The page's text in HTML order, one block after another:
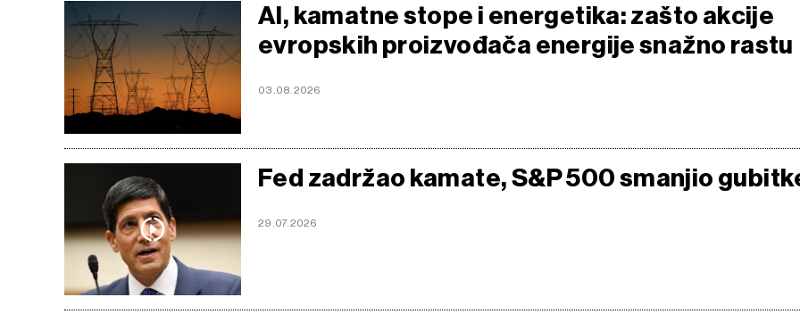
AI, kamatne stope i energetika: zašto akcije
evropskih proizvođača energije snažno rastu
03.08.2026
Fed zadržao kamate, S&P 500 smanjio
29.07.2026